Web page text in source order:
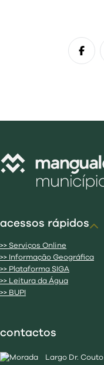
acessos rápidos
>> Serviços Online
>> Informação Geográfica
>> Plataforma SIGA
>> Leitura da Água
>> BUPI
contactos
Largo Dr. Couto